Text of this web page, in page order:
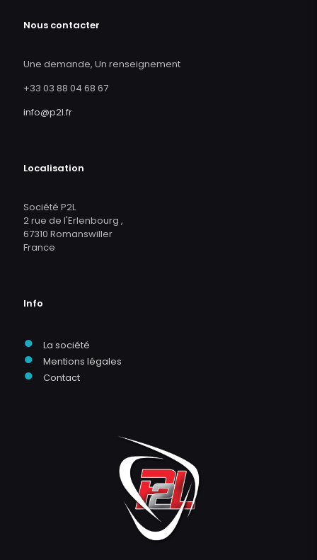
Nous contacter
Une demande, Un renseignement
+33 03 88 04 68 67
info@p2l.fr
Localisation
Société P2L
2 rue de l'Erlenbourg ,
67310 Romanswiller
France
Info
● La société
● Mentions légales
● Contact